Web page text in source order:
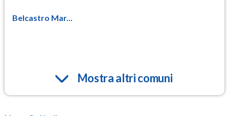
Belcastro Mar...
Mostra altri comuni